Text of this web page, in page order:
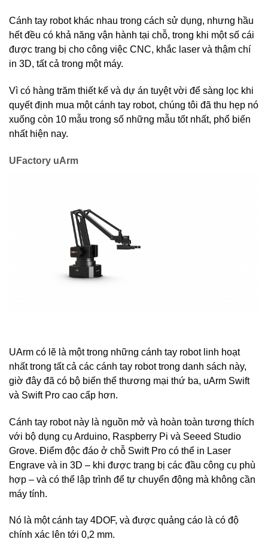
Cánh tay robot khác nhau trong cách sử dụng, nhưng hầu
hết đều có khả năng vận hành tại chỗ, trong khi một số cái
được trang bị cho công việc CNC, khắc laser và thậm chí
in 3D, tất cả trong một máy.
Vì có hàng trăm thiết kế và dự án tuyệt vời để sàng lọc khi
quyết định mua một cánh tay robot, chúng tôi đã thu hẹp nó
xuống còn 10 mẫu trong số những mẫu tốt nhất, phổ biến
nhất hiện nay.
UFactory uArm
UArm có lẽ là một trong những cánh tay robot linh hoạt
nhất trong tất cả các cánh tay robot trong danh sách này,
giờ đây đã có bộ biến thể thương mại thứ ba, uArm Swift
và Swift Pro cao cấp hơn.
Cánh tay robot này là nguồn mở và hoàn toàn tương thích
với bộ dụng cụ Arduino, Raspberry Pi và Seeed Studio
Grove. Điểm độc đáo ở chỗ Swift Pro có thể in Laser
Engrave và in 3D – khi được trang bị các đầu công cụ phù
hợp – và có thể lập trình để tự chuyển động mà không cần
máy tính.
Nó là một cánh tay 4DOF, và được quảng cáo là có độ
chính xác lên tới 0,2 mm.